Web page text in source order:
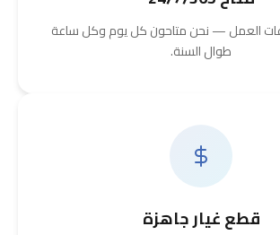
العمل — نحن متاحون كل يوم وكل ساعة
طوال السنة.
قطع غيار جاهزة